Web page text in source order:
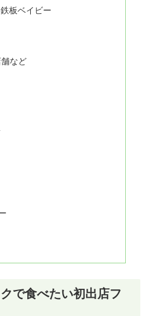
板ベイビー
など
で食べたい初出店フ